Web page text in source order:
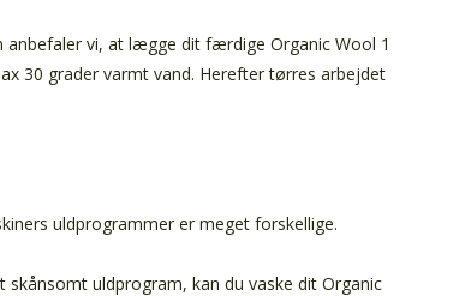
vi, at lægge dit færdige Organic Wool 1
30 grader varmt vand. Herefter tørres arbejdet
uldprogrammer er meget forskellige.
skånsomt uldprogram, kan du vaske dit Organic